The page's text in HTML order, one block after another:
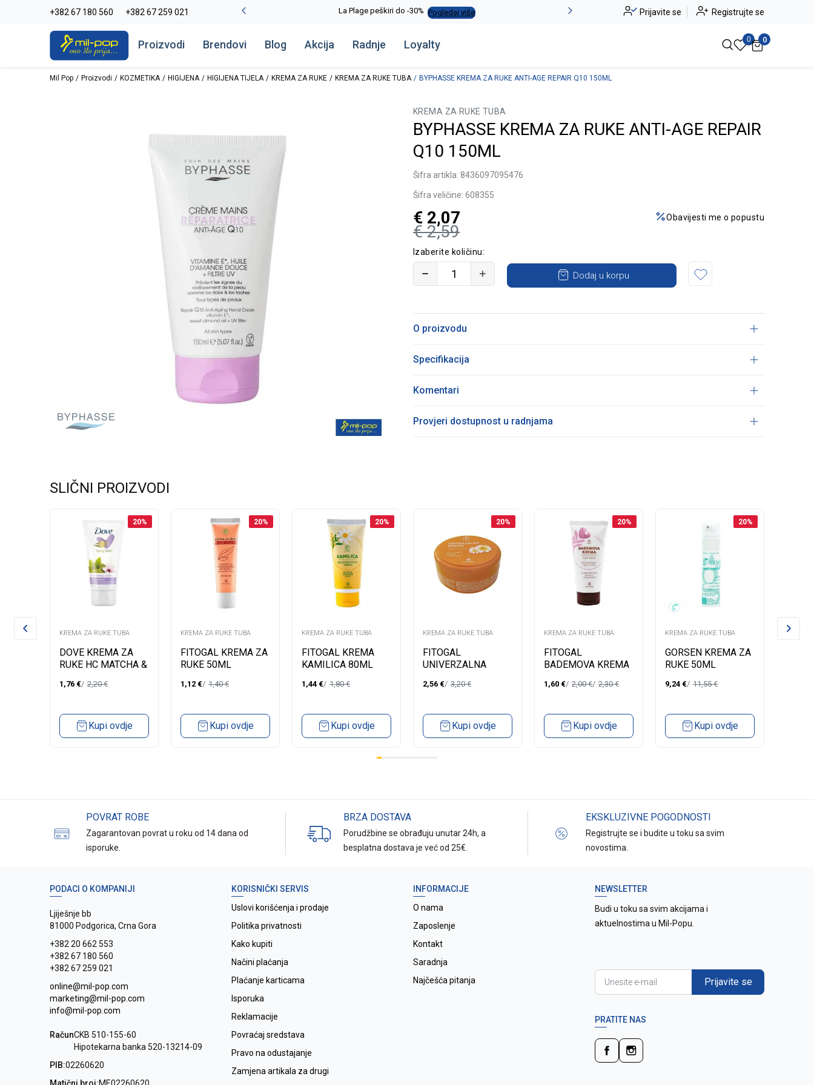
+382 67 180 560 +382 67 259 021
-20% na kompletan asortiman Pogledaj više La Plage peškiri do -30% Pogledaj više Alma Ras do -50% Pogledaj više
Prijavite se Registrujte se
Proizvodi Brendovi Blog Akcija Radnje Loyalty 0 0
Mil Pop Proizvodi KOZMETIKA HIGIJENA HIGIJENA TIJELA KREMA ZA RUKE KREMA ZA RUKE TUBA BYPHASSE KREMA ZA RUKE ANTI-AGE REPAIR Q10 150ML
KREMA ZA RUKE TUBA
BYPHASSE KREMA ZA RUKE ANTI-AGE REPAIR
Q10 150ML
Šifra artikla: 8436097095476
Šifra veličine: 608355
€ 2,59
€ 2,07 Obavijesti me o popustu
Izaberite količinu:
Dodaj u korpu
O proizvodu
Specifikacija
Komentari
Provjeri dostupnost u radnjama
SLIČNI PROIZVODI
20%
KREMA ZA RUKE TUBA
DOVE KREMA ZA
RUKE HC MATCHA &
1,76 € 2,20€
Kupi ovdje
20%
KREMA ZA RUKE TUBA
FITOGAL KREMA ZA
RUKE 50ML
1,12 € 1,40€
Kupi ovdje
20%
KREMA ZA RUKE TUBA
FITOGAL KREMA
KAMILICA 80ML
1,44 € 1,80€
Kupi ovdje
20%
KREMA ZA RUKE TUBA
FITOGAL
UNIVERZALNA
2,56 € 3,20€
Kupi ovdje
20%
KREMA ZA RUKE TUBA
FITOGAL
BADEMOVA KREMA
1,60 € 2,00€ 2,30€
Kupi ovdje
20%
KREMA ZA RUKE TUBA
GORSEN KREMA ZA
RUKE 50ML
9,24 € 11,55€
Kupi ovdje
KREMA
POVRAT ROBE
Zagarantovan povrat u roku od 14 dana od
isporuke.
BRZA DOSTAVA
Porudžbine se obrađuju unutar 24h, a
besplatna dostava je već od 25€.
EKSKLUZIVNE POGODNOSTI
Registrujte se i budite u toku sa svim
novostima.
PODACI O KOMPANIJI
Ljiješnje bb
81000 Podgorica, Crna Gora
+382 20 662 553
+382 67 180 560
+382 67 259 021
online@mil-pop.com
marketing@mil-pop.com
info@mil-pop.com
RačunCKB 510-155-60
Hipotekarna banka 520-13214-09
PIB:02260620
KORISNIČKI SERVIS
Uslovi korišćenja i prodaje
Politika privatnosti
Kako kupiti
Načini plaćanja
Plaćanje karticama
Isporuka
Reklamacije
Povraćaj sredstava
Pravo na odustajanje
Zamjena artikala za drugi
INFORMACIJE
O nama
Zaposlenje
Kontakt
Saradnja
Najčešća pitanja
NEWSLETTER
Budi u toku sa svim akcijama i
aktuelnostima u Mil-Popu.
Prijavite se
PRATITE NAS